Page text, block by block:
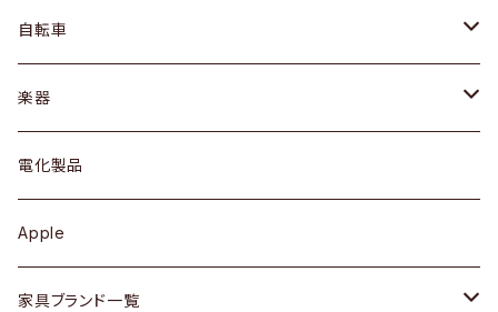
ドレッサー
シェルフ
キュリオケース / 飾り棚
カップボード / 食器棚
チェスト
アウター
トップス
ワンピース
ボトムス
靴
プレート / ボウル
カトラリー
ケトル / ティーポット
鍋 / フライパン
Vintage / ヴィンテージ
自転車
dahon
楽器
ギター
ベース
その他楽器
電化製品
Apple
家具ブランド一覧